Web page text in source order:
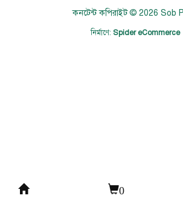
কনটেন্ট কপিরাইট © 2026 Sob
নির্মাণে: Spider eCommerce
0